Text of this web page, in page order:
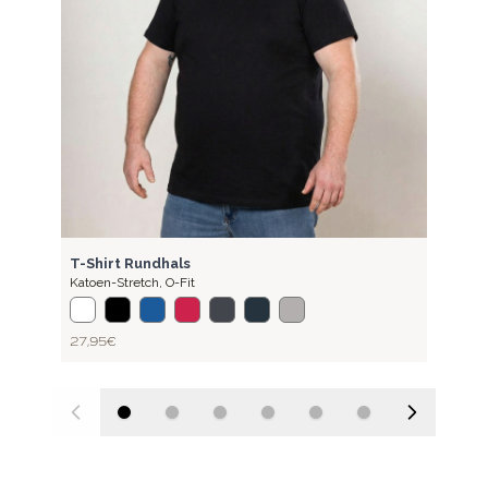
BASIC
T-Shirt Rundhals
Katoen-Stretch, O-Fit
27,95 €